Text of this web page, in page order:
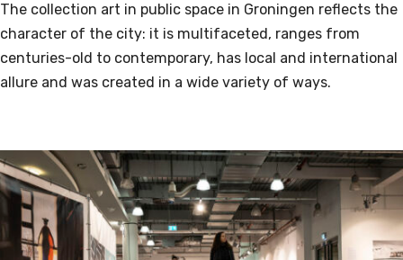
The collection art in public space in Groningen reflects the
character of the city: it is multifaceted, ranges from
centuries-old to contemporary, has local and international
allure and was created in a wide variety of ways.